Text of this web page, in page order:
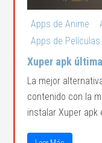
Apps de Anime
Apps de Películas
Xuper apk
La mejor
contenido con la
instalar Xuper apk